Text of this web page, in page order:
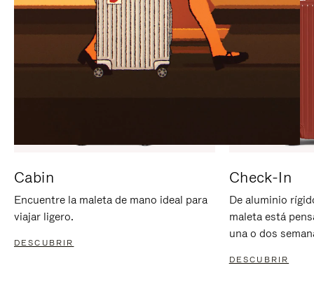
Cabin
Encuentre la maleta de mano ideal para
viajar ligero.
DESCUBRIR
Check-In
De aluminio
maleta está
una o dos
DESCUBRIR